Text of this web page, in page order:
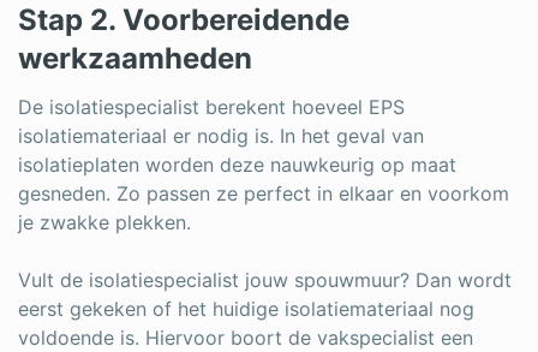
Stap 2. Voorbereidende
werkzaamheden
De isolatiespecialist berekent hoeveel EPS
isolatiemateriaal er nodig is. In het geval van
isolatieplaten worden deze nauwkeurig op maat
gesneden. Zo passen ze perfect in elkaar en voorkom
je zwakke plekken.
Vult de isolatiespecialist jouw spouwmuur? Dan wordt
eerst gekeken of het huidige isolatiemateriaal nog
voldoende is. Hiervoor boort de vakspecialist een